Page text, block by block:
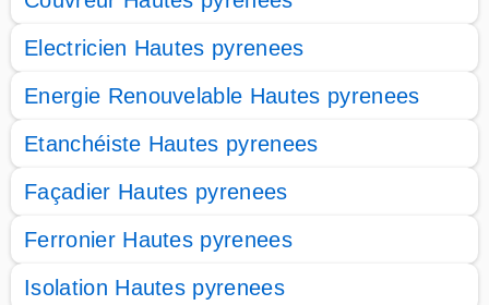
Electricien Hautes pyrenees
Energie Renouvelable Hautes pyrenees
Etanchéiste Hautes pyrenees
Façadier Hautes pyrenees
Ferronier Hautes pyrenees
Isolation Hautes pyrenees